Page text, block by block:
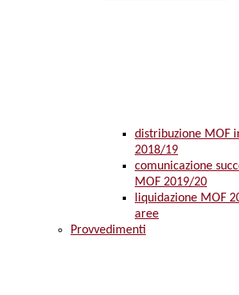
distribuzione MOF
2018/19
comunicazione
MOF 2019/20
liquidazione MOF
aree
Provvedimenti